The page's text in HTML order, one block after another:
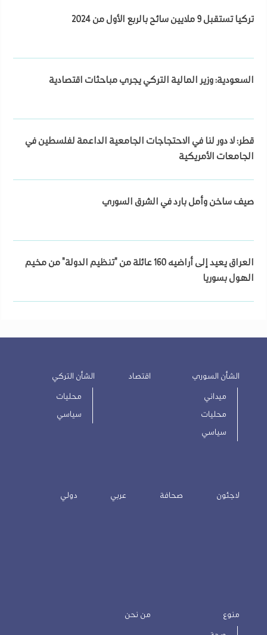
تركيا تستقبل 9 ملايين سائح بالربع الأول من 2024
السعودية: وزير المالية التركي يجري مباحثات اقتصادية
قطر: لا دور لنا في الاحتجاجات الجامعية الداعمة لفلسطين في
الجامعات الأمريكية
صيف ساخن وأمل بارد في الشرق السوري
العراق يعيد إلى أراضيه 160 عائلة من "تنظيم الدولة" من مخيم
الهول بسوريا
الشأن السوري
ميداني
محليات
سياسي
اقتصاد الشأن التركي
محليات
سياسي
لاجئون صحافة عربي دولي
منوع من نحن